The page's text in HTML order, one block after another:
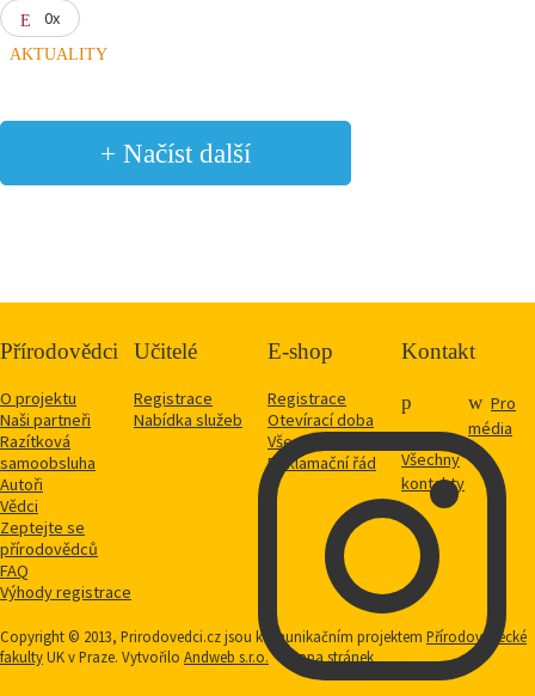
0x
AKTUALITY
+ Načíst další
Přírodovědci
O projektu
Naši partneři
Razítková
samoobsluha
Autoři
Vědci
Zeptejte se
přírodovědců
FAQ
Výhody registrace
Učitelé
Registrace
Nabídka služeb
E-shop
Registrace
Otevírací doba
Vše o nákupu
Reklamační řád
Kontakt
Všechny
kontakty
Pro
média
Copyright © 2013, Prirodovedci.cz jsou komunikačním projektem Přírodovědecké
fakultyUK v Praze. Vytvořilo Andweb s.r.o. Mapa stránek